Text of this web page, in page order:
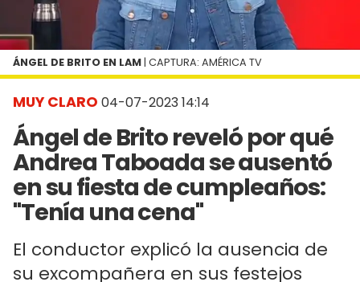
MUY CLARO 04-07-2023 14:14
Ángel de Brito reveló por qué
Andrea Taboada se ausentó
en su fiesta de cumpleaños:
"Tenía una cena"
El conductor explicó la ausencia de
su excompañera en sus festejos
ÁNGEL DE BRITO EN LAM | CAPTURA: AMÉRICA TV